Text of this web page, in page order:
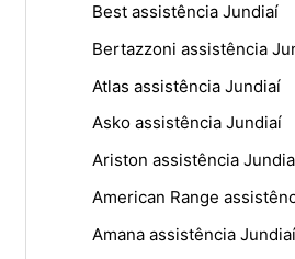
Best assistência Jundiaí
Bertazzoni assistência
Atlas assistência Jundiaí
Asko assistência Jundiaí
Ariston assistência
American Range
Amana assistência Jundiaí